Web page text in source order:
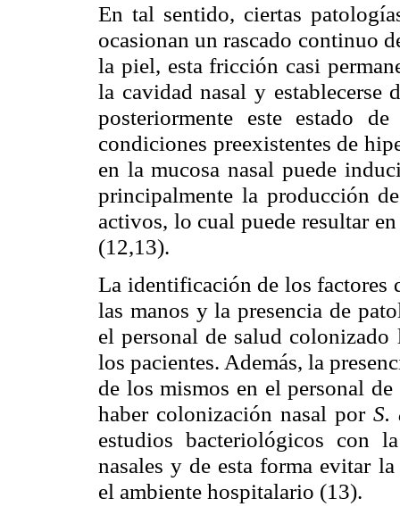
En tal sentido, ciertas
ocasionan un rascado continuo
la piel, esta fricción casi
la cavidad nasal y establecerse
posteriormente este estado
condiciones preexistentes de
en la mucosa nasal puede
principalmente la producción
activos, lo cual puede resultar
(12,13).
La identificación de los factores
las manos y la presencia de
el personal de salud
los pacientes. Además, la
de los mismos en el personal
haber colonización nasal por S.
estudios bacteriológicos con
nasales y de esta forma evitar
el ambiente hospitalario (13).